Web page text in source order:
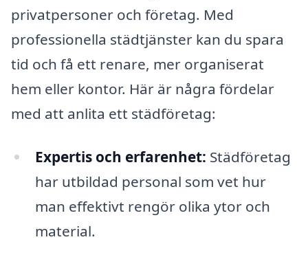
privatpersoner och företag. Med
professionella städtjänster kan du spara
tid och få ett renare, mer organiserat
hem eller kontor. Här är några fördelar
med att anlita ett städföretag:
Expertis och erfarenhet: Städföretag
har utbildad personal som vet hur
man effektivt rengör olika ytor och
material.